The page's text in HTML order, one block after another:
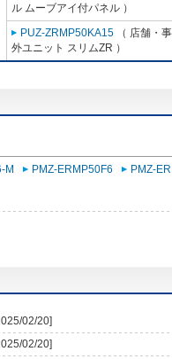
ル ムーブアイ付パネル ）
PUZ-ZRMP50KA15 （ 店舗・
外ユニット スリムZR ）
M PMZ-ERMP50F6 PMZ-
02/20]
02/20]